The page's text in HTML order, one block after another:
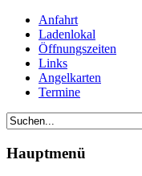
Anfahrt
Ladenlokal
Öffnungszeiten
Links
Angelkarten
Termine
Hauptmenü